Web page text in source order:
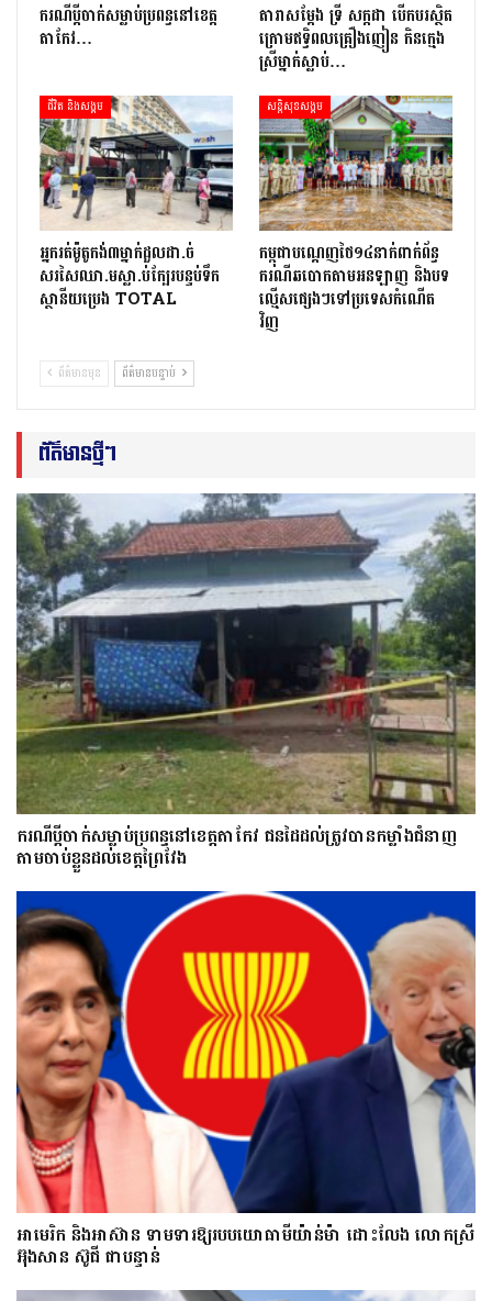
ករណីប្ដីចាក់សម្លាប់ប្រពន្ធនៅខេត្ត
តាកែវ…
តារាសម្ដែង ទ្រី សក្កដា បើកបរស្ថិត
ក្រោមឥទ្ធិពលគ្រឿងញៀន កិនក្មេង
ស្រីម្នាក់ស្លាប់…
ជីវិត និងសង្គម
អ្នក​រត់​ម៉ូតូកង់៣​​ម្នាក់​ដួល​ដា.ច់​
សរសៃឈា.ម​ស្លា.ប់​ក្បែរ​បន្ទប់ទឹក​
ស្ថានីយ​ប្រេង ​TOTAL
សន្តិសុខសង្គម
កម្ពុជាបណ្ដេញថៃ១៤នាក់ពាក់ព័ន្ធ
ករណីឆបោកតាមអនឡាញ និងបទ
ល្មើសផ្សេងៗទៅប្រទេសកំណើត
វិញ
ព័ត៌មានមុន ព័ត៌មានបន្ទាប់
ព័ត៌មានថ្មីៗ
ករណីប្ដីចាក់សម្លាប់ប្រពន្ធនៅខេត្តតាកែវ ជនដៃដល់ត្រូវបានកម្លាំងជំនាញ
តាមចាប់ខ្លួនដល់ខេត្តព្រៃវែង
អាមេរិក និងអាស៊ាន ទាមទារឱ្យ​របបយោធាមីយ៉ាន់ម៉ា​ ដោះ​លែង​ លោកស្រី
អ៊ុងសាន ស៊ូជី ជា​បន្ទាន់